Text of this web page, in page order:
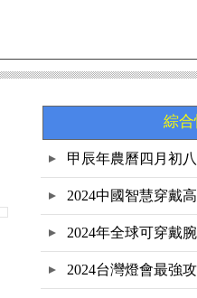
綜
甲辰年農曆四月初
鷲
2024中國智慧穿戴
2024年全球可穿戴
2024台灣燈會最強